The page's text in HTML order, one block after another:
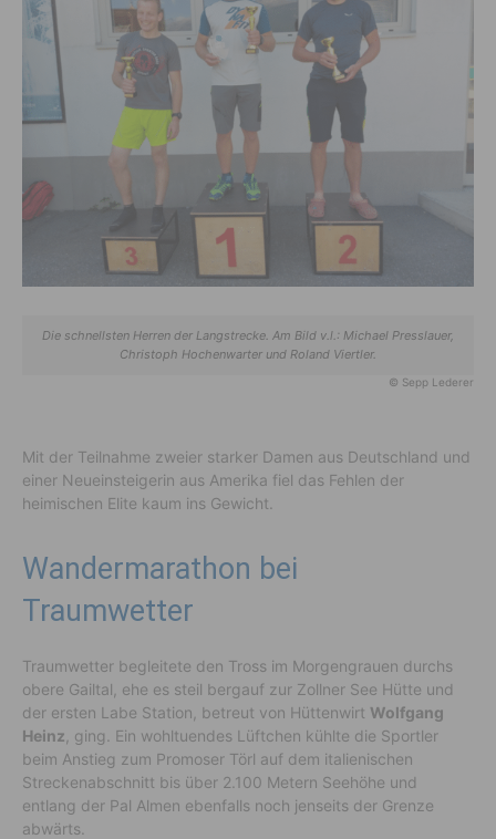
Die schnellsten Herren der Langstrecke. Am Bild v.l.: Michael Presslauer,
Christoph Hochenwarter und Roland Viertler.
© Sepp Lederer
Mit der Teilnahme zweier starker Damen aus Deutschland und
einer Neueinsteigerin aus Amerika fiel das Fehlen der
heimischen Elite kaum ins Gewicht.
Wandermarathon bei
Traumwetter
Traumwetter begleitete den Tross im Morgengrauen durchs
obere Gailtal, ehe es steil bergauf zur Zollner See Hütte und
der ersten Labe Station, betreut von Hüttenwirt Wolfgang
Heinz , ging. Ein wohltuendes Lüftchen kühlte die Sportler
beim Anstieg zum Promoser Törl auf dem italienischen
Streckenabschnitt bis über 2.100 Metern Seehöhe und
entlang der Pal Almen ebenfalls noch jenseits der Grenze
abwärts.